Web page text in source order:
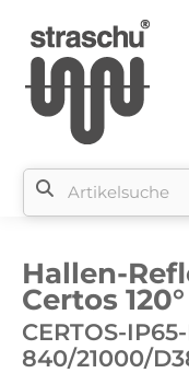
Hallen-
Certos
CERTOS-
840/21000/